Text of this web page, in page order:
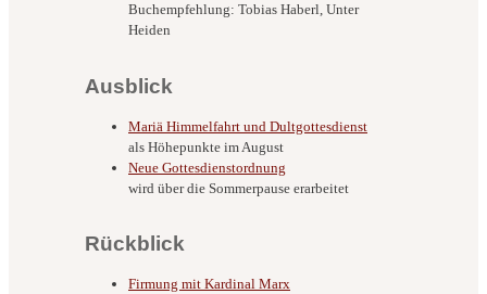
Buchempfehlung: Tobias Haberl, Unter
Heiden
Ausblick
Mariä Himmelfahrt und Dultgottesdienst
als Höhepunkte im August
Neue Gottesdienstordnung
wird über die Sommerpause erarbeitet
Rückblick
Firmung mit Kardinal Marx